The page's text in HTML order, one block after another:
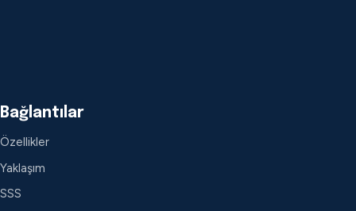
Bağlantılar
Özellikler
Yaklaşım
SSS